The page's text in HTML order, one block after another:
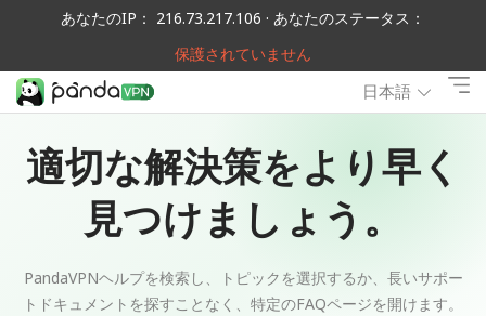
あなたのIP： 216.73.217.106 · あなたのステータス：
保護されていません
日本語
適切な解決策をより早く
見つけましょう。
PandaVPNヘルプを検索し、トピックを選択するか、長いサポー
トドキュメントを探すことなく、特定のFAQページを開けます。